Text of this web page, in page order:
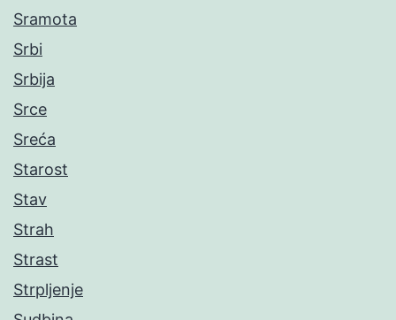
Sramota
Srbi
Srbija
Srce
Sreća
Starost
Stav
Strah
Strast
Strpljenje